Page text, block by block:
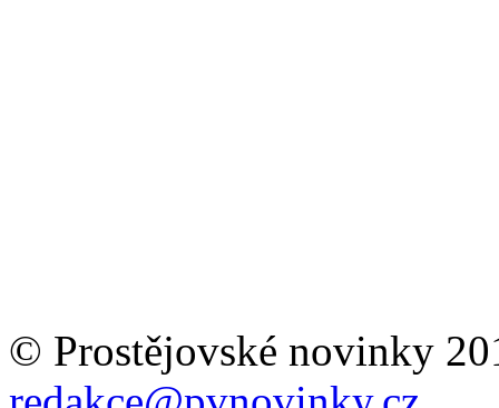
© Prostějovské novinky